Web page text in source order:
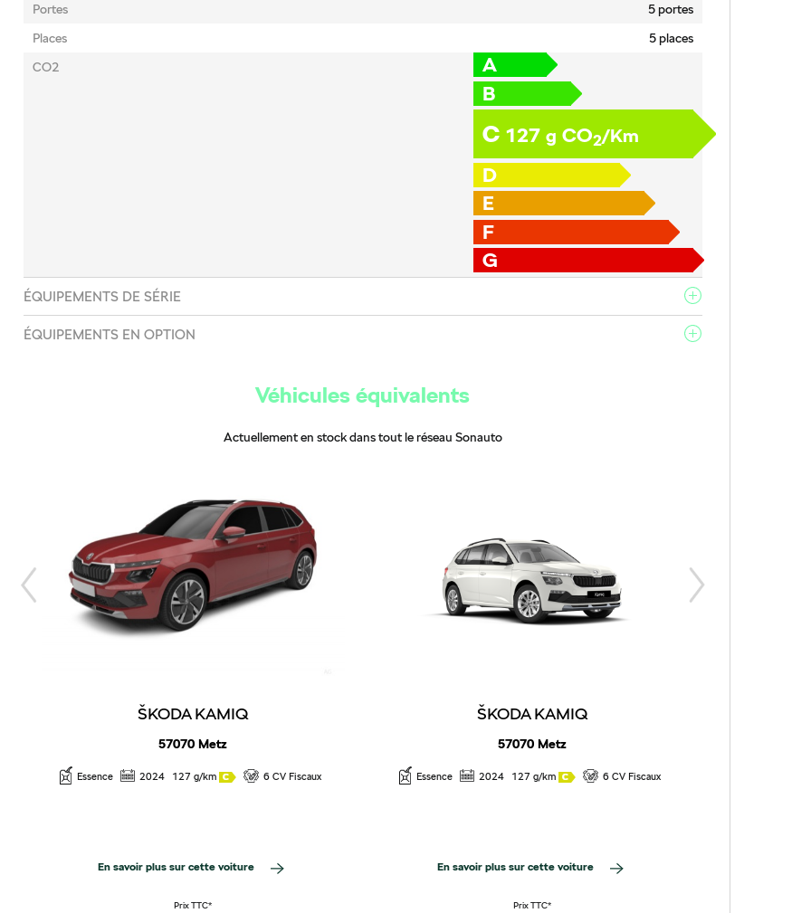
Portes
5 portes
Places
5 places
CO2
A
B
C127 g CO2/Km
D
E
F
G
ÉQUIPEMENTS DE SÉRIE
ÉQUIPEMENTS EN OPTION
Véhicules équivalents
Actuellement en stock dans tout le réseau Sonauto
ŠKODA KAMIQ
57070 Metz
Essence 2024 127 g/km 6 CV Fiscaux
En savoir plus sur cette voiture
Prix TTC*
ŠKODA KAMIQ
57070 Metz
Essence 2024 127 g/km 6 CV Fiscaux
En savoir plus sur cette voiture
Prix TTC*